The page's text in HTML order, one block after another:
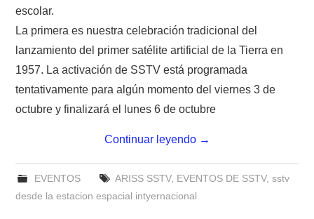
escolar.
La primera es nuestra celebración tradicional del
lanzamiento del primer satélite artificial de la Tierra en
1957. La activación de SSTV está programada
tentativamente para algún momento del viernes 3 de
octubre y finalizará el lunes 6 de octubre
Continuar leyendo →
EVENTOS ARISS SSTV, EVENTOS DE SSTV, sstv
desde la estacion espacial intyernacional